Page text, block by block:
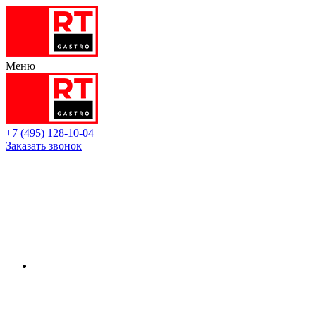
Меню
+7 (495) 128-10-04
Заказать звонок